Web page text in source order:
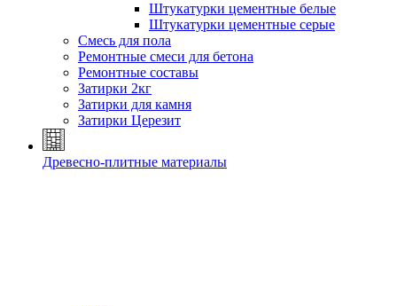
Штукатурки цементные белые
Штукатурки цементные серые
Смесь для пола
Ремонтные смеси для бетона
Ремонтные составы
Затирки 2кг
Затирки для камня
Затирки Церезит
Древесно-плитные материалы